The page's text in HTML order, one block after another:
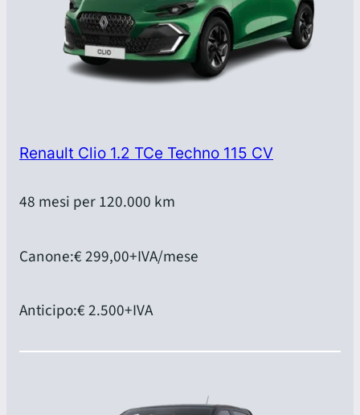
Renault Clio 1.2 TCe Techno 115 CV
48 mesi per 120.000 km
Canone:€ 299,00+IVA/mese
Anticipo:€ 2.500+IVA